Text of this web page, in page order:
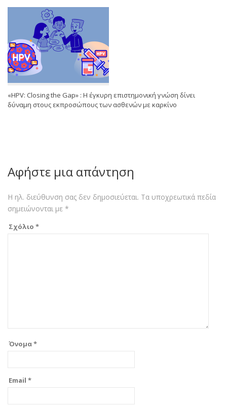
«HPV: Closing the Gap» : Η έγκυρη επιστημονική γνώση δίνει
δύναμη στους εκπροσώπους των ασθενών με καρκίνο
Αφήστε μια απάντηση
Η ηλ. διεύθυνση σας δεν δημοσιεύεται. Τα υποχρεωτικά πεδία
σημειώνονται με *
Σχόλιο *
Όνομα*
Email *